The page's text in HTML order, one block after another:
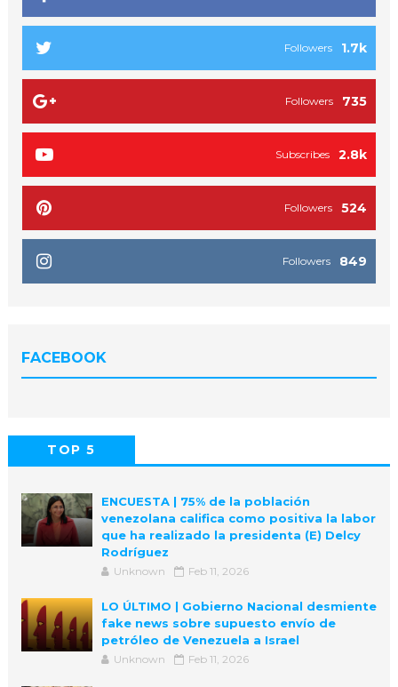
1.7k
Followers
735
Followers
2.8k
Subscribes
524
Followers
849
Followers
FACEBOOK
TOP 5
ENCUESTA | 75% de la población
venezolana califica como positiva la labor
que ha realizado la presidenta (E) Delcy
Rodríguez
Unknown Feb 11, 2026
LO ÚLTIMO | Gobierno Nacional desmiente
fake news sobre supuesto envío de
petróleo de Venezuela a Israel
Unknown Feb 11, 2026